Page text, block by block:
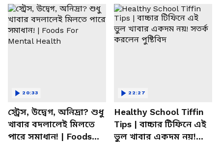
স্ট্রেস, উদ্বেগ, অনিদ্রা? শুধু
খাবার বদলালেই মিলতে
পারে সমাধান! | Foods
20:33
Healthy School Tiffin
Tips | বাচ্চার টিফিনে এই
ভুল খাবার একদম নয়!
22:27